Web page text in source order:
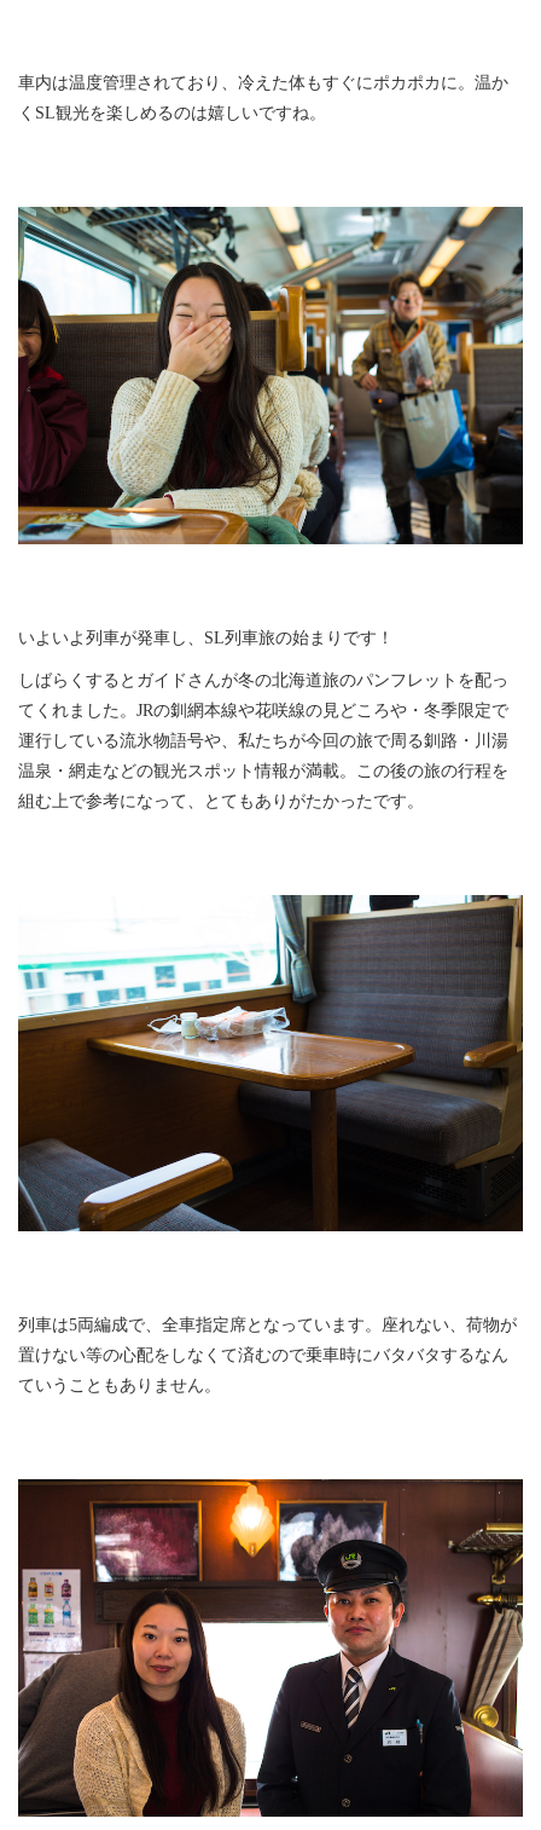
車内は温度管理されており、冷えた体もすぐにポカポカに。温か
くSL観光を楽しめるのは嬉しいですね。
いよいよ列車が発車し、SL列車旅の始まりです！
しばらくするとガイドさんが冬の北海道旅のパンフレットを配っ
てくれました。JRの釧網本線や花咲線の見どころや・冬季限定で
運行している流氷物語号や、私たちが今回の旅で周る釧路・川湯
温泉・網走などの観光スポット情報が満載。この後の旅の行程を
組む上で参考になって、とてもありがたかったです。
列車は5両編成で、全車指定席となっています。座れない、荷物が
置けない等の心配をしなくて済むので乗車時にバタバタするなん
ていうこともありません。